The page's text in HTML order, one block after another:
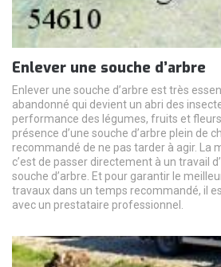
Enlever une souche d’arbre
Enlever une souche d’arbre est très
abandonné qui devient un abri des
performance des légumes, fruits et
présence d’une souche d’arbre plein de
recommandé de ne pas tarder à agir. La
c’est de passer directement à un travail
souche d’arbre. Et pour garantir le
travaux dans un temps recommandé, il
avec un prestataire professionnel.